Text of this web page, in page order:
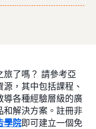
旅了嗎？ 請參考亞
，其中包括課程、
導各種經驗層級的廣
和解決方案。註冊非
學院即可建立一個免